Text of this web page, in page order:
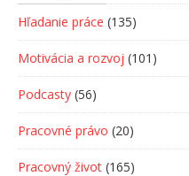
Hľadanie práce (135)
Motivácia a rozvoj (101)
Podcasty (56)
Pracovné právo (20)
Pracovný život (165)